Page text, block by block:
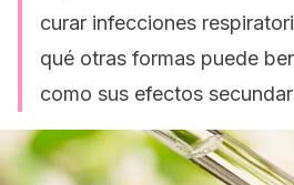
curar infecciones
qué otras formas puede
como sus efectos